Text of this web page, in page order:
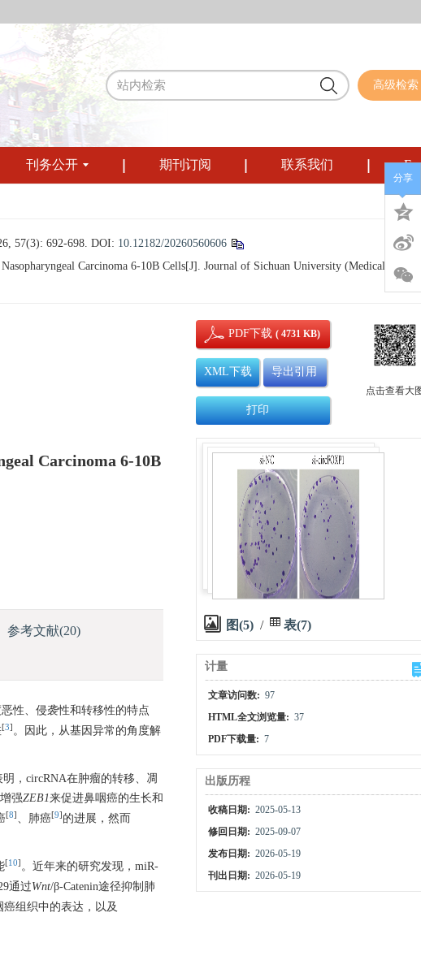
高级检索
刊务公开 期刊订阅 联系我们
57(3): 692-698. DOI: 10.12182/20260560606
Carcinoma 6-10B Cells[J]. Journal of Sichuan University (Medical
Carcinoma 6-10B
参考文献(20)
性、侵袭性和转移性的特点
[3] 。因此，从基因异常的角度解
，circRNA在肿瘤的转移、凋
强ZEB1来促进鼻咽癌的生长和
[8] 、肺癌[9] 的进展，然而
[10] 。近年来的研究发现，miR-
通过Wnt/β-Catenin途径抑制肺
癌组织中的表达，以及
PDF下载( 4731 KB)
XML下载 导出引用
打印
点击查看大
图(5) / 表(7)
计量
文章访问数: 97
HTML全文浏览量: 37
PDF下载量: 7
出版历程
收稿日期: 2025-05-13
修回日期: 2025-09-07
发布日期: 2026-05-19
刊出日期: 2026-05-19
分享